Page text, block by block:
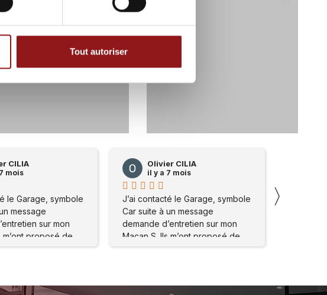
Tout autoriser
Olivier CILIA
J’ai contacté le Garage, symbole
Car suite à un message
demande d’entretien sur mon
Macan S. Ils m’ont proposé de
me rendre sur place . Mon
Ainsi qu’à tout le staff pour leur
Thierry Debru
Une expérience d'achat
irréprochable au sein de la
concession ! Un immense merci
à Mr Macia pour son
professionnalisme et son
rigueur et une honnêteté qui se
〉